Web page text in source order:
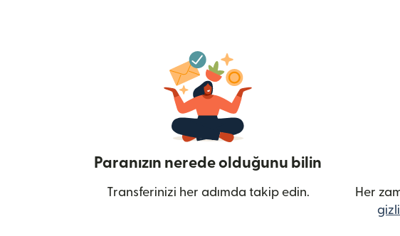
Paranızın nerede olduğunu bilin
Transferinizi her adımda takip edin. Her